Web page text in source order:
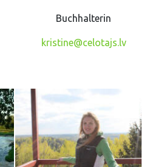
Buchhalterin
kristine@celotajs.lv